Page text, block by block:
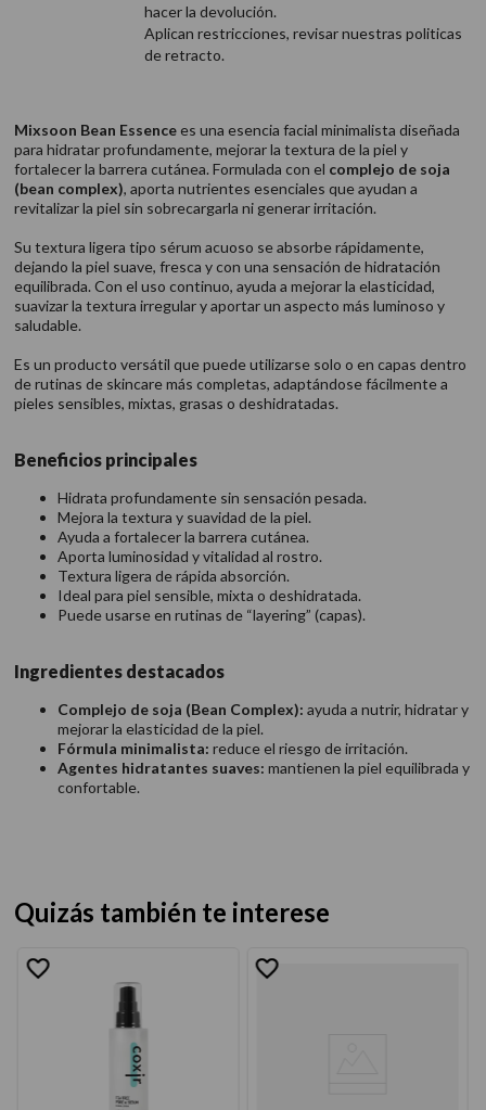
hacer la devolución.
Aplican restricciones, revisar nuestras politicas
de retracto.
Mixsoon Bean Essencees una esencia facial minimalista diseñada
para hidratar profundamente, mejorar la textura de la piel y
fortalecer la barrera cutánea. Formulada con el complejo de soja
(bean complex), aporta nutrientes esenciales que ayudan a
revitalizar la piel sin sobrecargarla ni generar irritación.
Su textura ligera tipo sérum acuoso se absorbe rápidamente,
dejando la piel suave, fresca y con una sensación de hidratación
equilibrada. Con el uso continuo, ayuda a mejorar la elasticidad,
suavizar la textura irregular y aportar un aspecto más luminoso y
saludable.
Es un producto versátil que puede utilizarse solo o en capas dentro
de rutinas de skincare más completas, adaptándose fácilmente a
pieles sensibles, mixtas, grasas o deshidratadas.
Beneficios principales
Hidrata profundamente sin sensación pesada.
Mejora la textura y suavidad de la piel.
Ayuda a fortalecer la barrera cutánea.
Aporta luminosidad y vitalidad al rostro.
Textura ligera de rápida absorción.
Ideal para piel sensible, mixta o deshidratada.
Puede usarse en rutinas de “layering” (capas).
Ingredientes destacados
Complejo de soja (Bean Complex): ayuda a nutrir, hidratar y
mejorar la elasticidad de la piel.
Fórmula minimalista: reduce el riesgo de irritación.
Agentes hidratantes suaves: mantienen la piel equilibrada y
confortable.
Quizás también te interese